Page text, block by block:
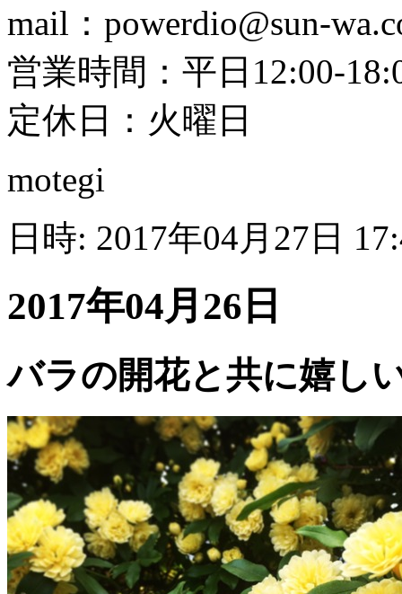
mail：powerdio@sun-
営業時間：平日12:00-
定休日：火曜日
motegi
日時: 2017年04月27日
2017年04月26日
バラの開花と共に嬉し